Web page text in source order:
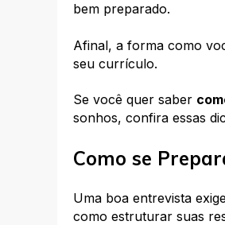
bem preparado.
Afinal, a forma como
seu currículo.
Se você quer saber
sonhos, confira essas
Como se
Uma boa entrevista
como estruturar suas